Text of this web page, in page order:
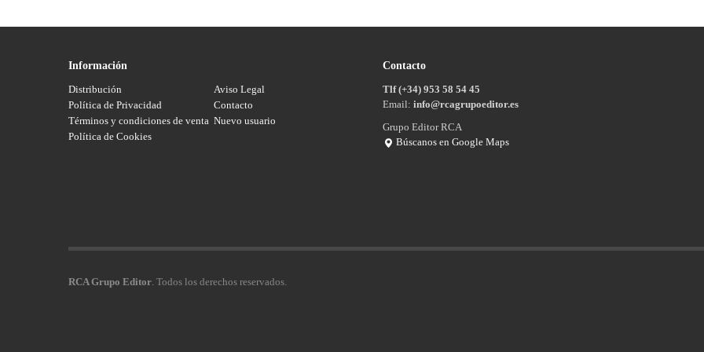
Información
Distribución
Aviso Legal
Política de Privacidad
Contacto
Términos y condiciones de venta Nuevo usuario
Política de Cookies
Contacto
Tlf (+34) 953 58 54 45
Email: info@rcagrupoeditor.es
Grupo Editor RCA
Búscanos en Google Maps
RCA Grupo Editor. Todos los derechos reservados.